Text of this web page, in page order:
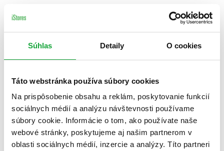
Súhlas Detaily O cookies
Táto webstránka používa súbory cookies
Na prispôsobenie obsahu a reklám, poskytovanie funkcií
sociálnych médií a analýzu návštevnosti používame
súbory cookie. Informácie o tom, ako používate naše
webové stránky, poskytujeme aj našim partnerom v
oblasti sociálnych médií, inzercie a analýzy. Títo partneri